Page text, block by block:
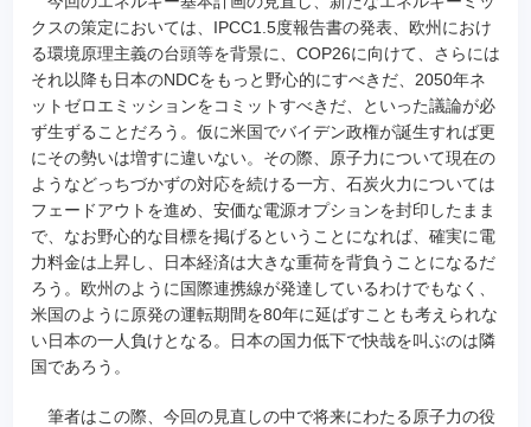
クスの策定においては、IPCC1.5度報告書の発表、欧州におけ
る環境原理主義の台頭等を背景に、COP26に向けて、さらには
それ以降も日本のNDCをもっと野心的にすべきだ、2050年ネ
ットゼロエミッションをコミットすべきだ、といった議論が必
ず生ずることだろう。仮に米国でバイデン政権が誕生すれば更
にその勢いは増すに違いない。その際、原子力について現在の
ようなどっちづかずの対応を続ける一方、石炭火力については
フェードアウトを進め、安価な電源オプションを封印したまま
で、なお野心的な目標を掲げるということになれば、確実に電
力料金は上昇し、日本経済は大きな重荷を背負うことになるだ
ろう。欧州のように国際連携線が発達しているわけでもなく、
米国のように原発の運転期間を80年に延ばすことも考えられな
い日本の一人負けとなる。日本の国力低下で快哉を叫ぶのは隣
国であろう。
筆者はこの際、今回の見直しの中で将来にわたる原子力の役